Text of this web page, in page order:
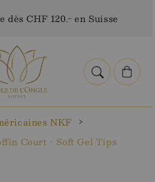
CHF 120.- en Suisse
Panier
NKF
Court - Soft Gel Tips